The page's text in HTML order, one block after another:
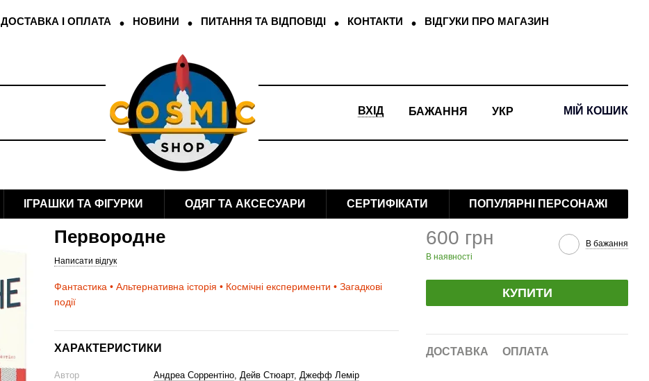
ДОСТАВКА І ОПЛАТА НОВИНИ ПИТАННЯ ТА ВІДПОВІДІ КОНТАКТИ ВІДГУКИ ПРО МАГАЗИН
ВХІД БАЖАННЯ УКР МІЙ КОШИК
ІГРАШКИ ТА ФІГУРКИ ОДЯГ ТА АКСЕСУАРИ СЕРТИФІКАТИ ПОПУЛЯРНІ ПЕРСОНАЖІ
Первородне
Написати відгук
Фантастика • Альтернативна історія • Космічні експерименти • Загадкові
події
ХАРАКТЕРИСТИКИ
Автор Андреа Соррентіно, Дейв Стюарт, Джефф Лемір
600 грн
В наявності
В бажання
КУПИТИ
ДОСТАВКА ОПЛАТА